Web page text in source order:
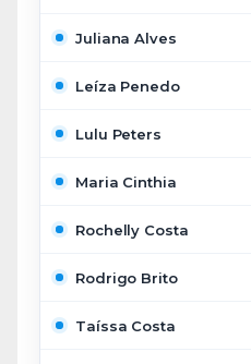
Juliana Alves
Leíza Penedo
Lulu Peters
Maria Cinthia
Rochelly Costa
Rodrigo Brito
Taíssa Costa